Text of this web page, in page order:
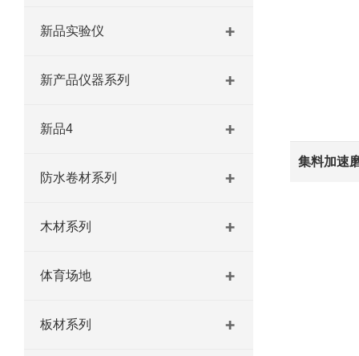
新品实验仪
新产品仪器系列
新品4
防水卷材系列
木材系列
体育场地
板材系列
集料加速